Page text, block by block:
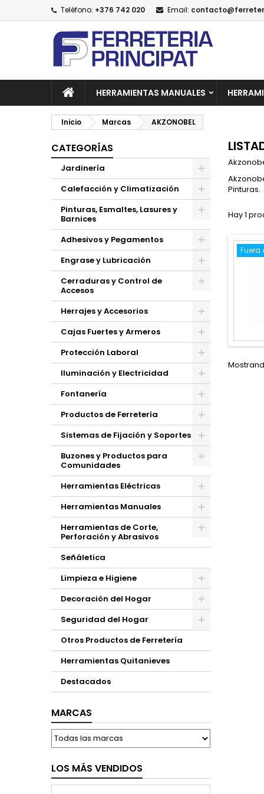
Teléfono: +376 742 020 Email:
HERRAMIENTAS MANUALES
Inicio Marcas AKZONOBEL
CATEGORÍAS
Jardinería
Calefacción y Climatización
Pinturas, Esmaltes, Lasures y
Barnices
Adhesivos y Pegamentos
Engrase y Lubricación
Cerraduras y Control de
Accesos
Herrajes y Accesorios
Cajas Fuertes y Armeros
Protección Laboral
Iluminación y Electricidad
Fontanería
Productos de Ferretería
Sistemas de Fijación y Soportes
Buzones y Productos para
Comunidades
Herramientas Eléctricas
Herramientas Manuales
Herramientas de Corte,
Perforación y Abrasivos
Señáletica
Limpieza e Higiene
Decoración del Hogar
Seguridad del Hogar
Otros Productos de Ferretería
Herramientas Quitanieves
Destacados
MARCAS
LOS MÁS VENDIDOS
Pinturas.
Hay 1
Fuera